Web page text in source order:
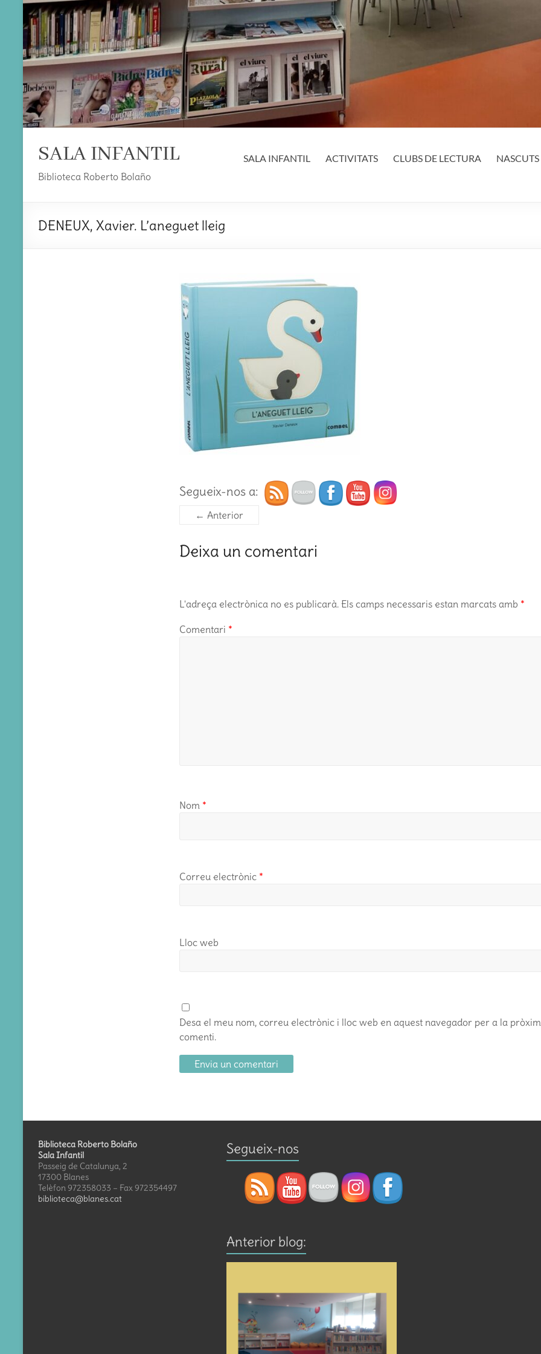
SALA INFANTIL
Biblioteca Roberto Bolaño
SALA INFANTIL ACTIVITATS CLUBS DE LECTURA NASCUTS
DENEUX, Xavier. L’aneguet lleig
Segueix-nos a:
← Anterior
Deixa un comentari
L'adreça electrònica no es publicarà. Els camps necessaris estan marcats amb *
Comentari *
Nom *
Correu electrònic *
Lloc web
Desa el meu nom, correu electrònic i lloc web en aquest navegador per a la
comenti.
Biblioteca Roberto Bolaño
Sala Infantil
Passeig de Catalunya, 2
17300 Blanes
Telèfon 972358033 – Fax 972354497
biblioteca@blanes.cat
Segueix-nos
Anterior blog: